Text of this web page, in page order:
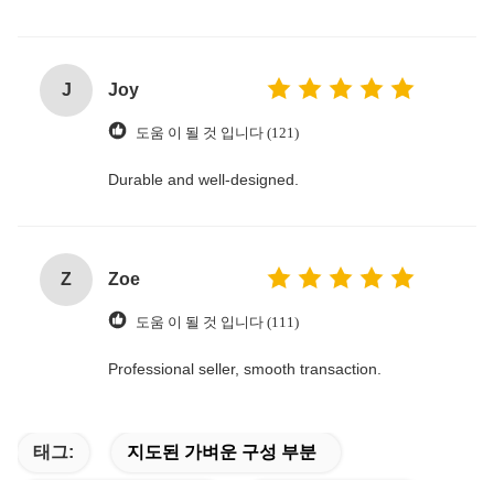
J Joy
도움 이 될 것 입니다 (121)
Durable and well-designed.
Z Zoe
도움 이 될 것 입니다 (111)
Professional seller, smooth transaction.
태그: 지도된 가벼운 구성 부분